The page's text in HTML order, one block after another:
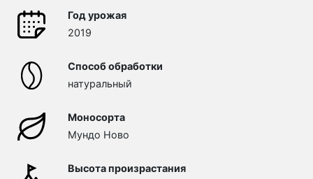
Год урожая
2019
Способ обработки
натуральный
Моносорта
Мундо Ново
Высота произрастания